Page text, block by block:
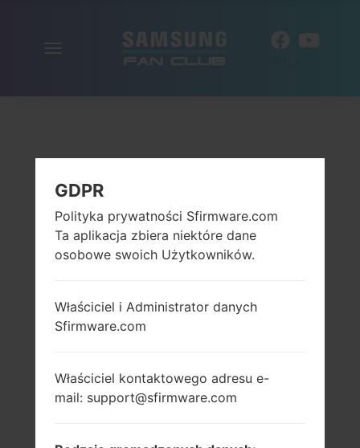
GDPR
Polityka prywatności Sfirmware.com
Ta aplikacja zbiera niektóre dane
osobowe swoich Użytkowników.
Właściciel i Administrator danych
Sfirmware.com
Właściciel kontaktowego adresu e-
mail: support@sfirmware.com